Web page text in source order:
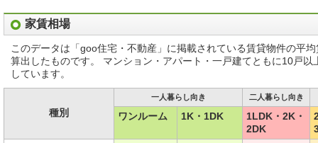
家賃相場
このデータは「goo住宅・不動産」に掲載されている賃貸物件の平
算出したものです。 マンション・アパート・一戸建てともに10戸
しています。
種別
一人暮らし向き 二人暮らし向き
ワンルーム 1K・1DK
1LDK・2K・
2DK